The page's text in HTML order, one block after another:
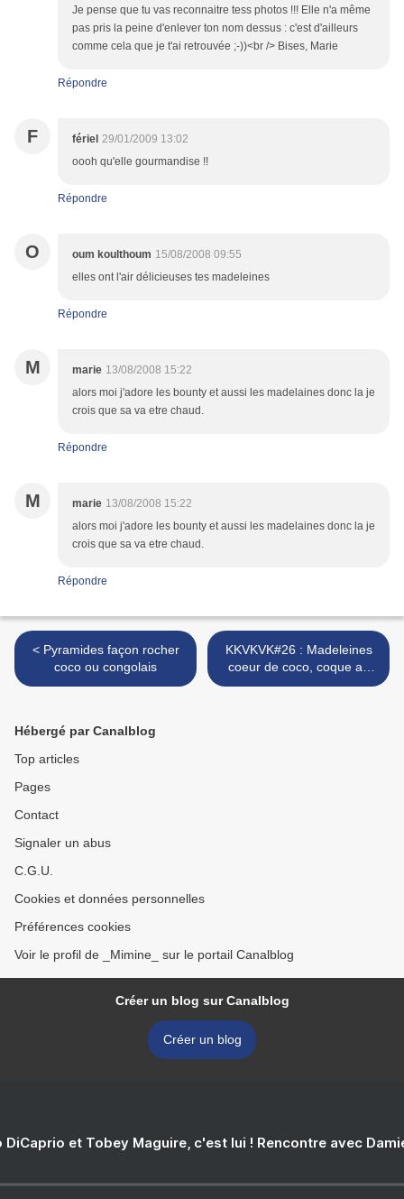
Je pense que tu vas reconnaitre tess photos !!! Elle n'a même
pas pris la peine d'enlever ton nom dessus : c'est d'ailleurs
comme cela que je t'ai retrouvée ;-))<br /> Bises, Marie
Répondre
F fériel 29/01/2009 13:02
oooh qu'elle gourmandise !!
Répondre
O oum koulthoum 15/08/2008 09:55
elles ont l'air délicieuses tes madeleines
Répondre
M marie 13/08/2008 15:22
alors moi j'adore les bounty et aussi les madelaines donc la je
crois que sa va etre chaud.
Répondre
M marie 13/08/2008 15:22
alors moi j'adore les bounty et aussi les madelaines donc la je
crois que sa va etre chaud.
Répondre
< Pyramides façon rocher
coco ou congolais
KKVKVK#26 : Madeleines
coeur de coco, coque au
chocolat >
Hébergé par Canalblog
Top articles
Pages
Contact
Signaler un abus
C.G.U.
Cookies et données personnelles
Préférences cookies
Voir le profil de _Mimine_ sur le portail Canalblog
Créer un blog sur Canalblog
Créer un blog
DiCaprio et Tobey Maguire, c'est lui ! Rencontre avec